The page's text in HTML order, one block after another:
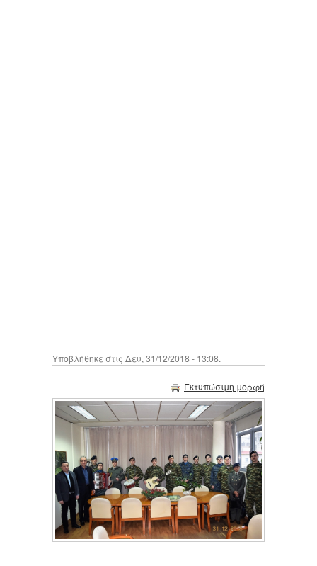
Υποβλήθηκε στις Δευ, 31/12/2018 - 13:08.
Εκτυπώσιμη μορφή